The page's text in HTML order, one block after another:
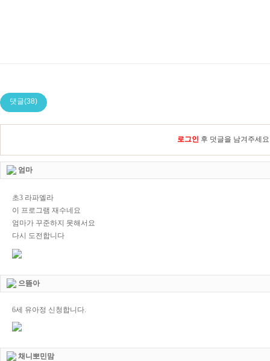
댓글(38)
로그인 후 덧글을 남겨주세요
엄마
초3 라파엘라
이 프로그램 재수네요
엄마가 꾸준하지 못해서요
다시 도전합니다
으뜸아
6세 유아정 신청합니다.
채니뽀민맘